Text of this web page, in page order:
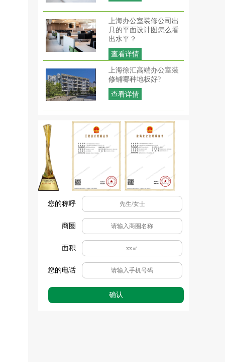
上海办公室装修公司出
具的平面设计图怎么看
出水平？
查看详情
上海徐汇高端办公室装
修铺哪种地板好?
查看详情
您的称呼
商圈
面积
您的电话
确认